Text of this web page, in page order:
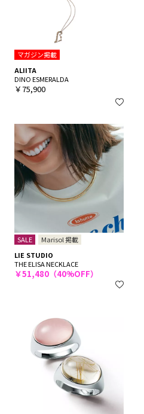
マガジン掲載
ALIITA
DINO ESMERALDA
￥75,900
SALE
Marisol 掲載
LIE STUDIO
THE ELISA NECKLACE
￥51,480（40%OFF）